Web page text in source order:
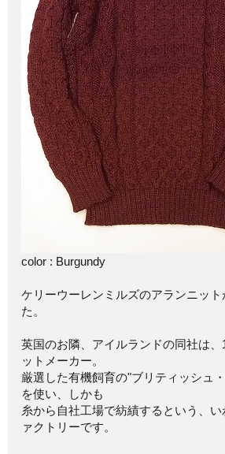
color : Burgundy
ケリーウーレンミルズのアランニッ
た。
英国のお隣、アイルランドの同社は
ットメーカー。
厳選した有機飼育の"ブリティッシュ
を使い、しかも
糸から自社工場で紡績するという、
ァクトリーです。